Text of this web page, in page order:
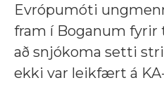
Evrópumóti
fram í Boganum
að snjókoma setti
ekki var leikfært á